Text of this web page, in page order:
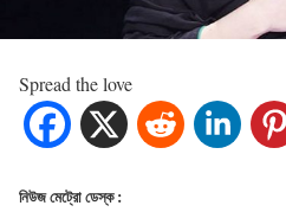
Spread the love
নিউজ মেট্রো ডেস্ক :